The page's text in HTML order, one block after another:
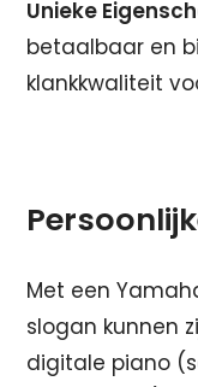
Unieke
betaalbaar en
klankkwaliteit
Met een
slogan kunnen
digitale piano